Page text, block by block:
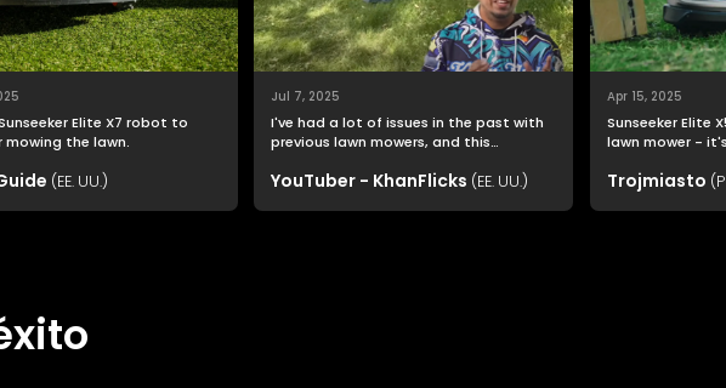
Elite X7 robot to
mowing the lawn.
(EE. UU.)
Jul 7, 2025
I've had a lot of issues in the past with
previous lawn mowers, and this
setup than I imagined.
YouTuber - KhanFlicks (EE. UU.)
Apr 15, 2025
Sunseeker Elite
lawn mower - it's your
Trojmiasto